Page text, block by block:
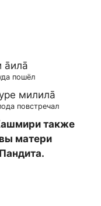
а̄ила̄
пошёл
милила̄
повстречал
также
матери